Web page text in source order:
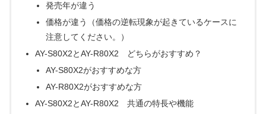
発売年が違う
価格が違う（価格の逆転現象が起きているケースに
注意してください。）
AY-S80X2とAY-R80X2 どちらがおすすめ？
AY-S80X2がおすすめな方
AY-R80X2がおすすめな方
AY-S80X2とAY-R80X2 共通の特長や機能